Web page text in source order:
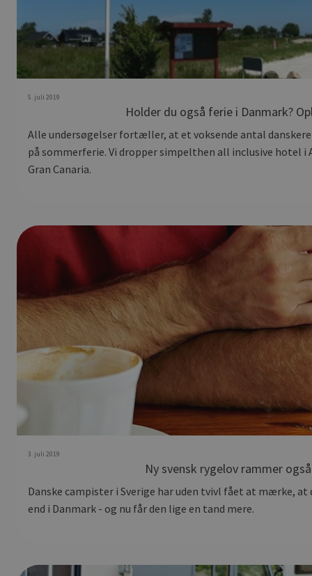
5. juli 2019
Holder du også ferie i Danmark?
Alle undersøgelser fortæller, at et voksende antal
på sommerferie. Vi dropper simpelthen all inclusive hotel i
Gran Canaria.
3. juli 2019
Ny svensk rygelov rammer
Danske campister i Sverige har uden tvivl fået at mærke,
end i Danmark - og nu får den lige en tand mere.